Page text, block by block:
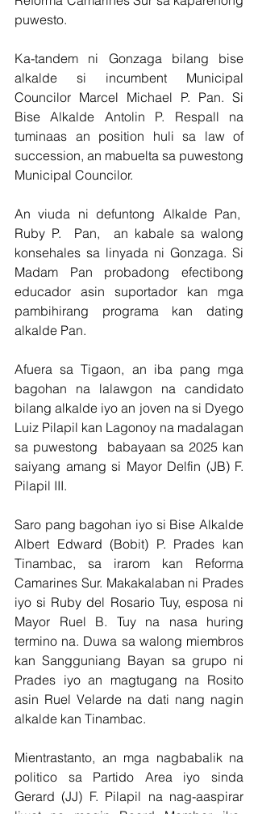
puwesto.
Ka-tandem ni Gonzaga bilang bise
alkalde si incumbent Municipal
Councilor Marcel Michael P. Pan. Si
Bise Alkalde Antolin P. Respall na
tuminaas an position huli sa law of
succession, an mabuelta sa puwestong
Municipal Councilor.
An viuda ni defuntong Alkalde Pan,
Ruby P.  Pan,  an kabale sa walong
konsehales sa linyada ni Gonzaga. Si
Madam Pan probadong efectibong
educador asin suportador kan mga
pambihirang programa kan dating
alkalde Pan.
Afuera sa Tigaon, an iba pang mga
bagohan na lalawgon na candidato
bilang alkalde iyo an joven na si Dyego
Luiz Pilapil kan Lagonoy na madalagan
sa puwestong  babayaan sa 2025 kan
saiyang amang si Mayor Delfin (JB) F.
Pilapil III.
Saro pang bagohan iyo si Bise Alkalde
Albert Edward (Bobit) P. Prades kan
Tinambac, sa irarom kan Reforma
Camarines Sur. Makakalaban ni Prades
iyo si Ruby del Rosario Tuy, esposa ni
Mayor Ruel B. Tuy na nasa huring
termino na. Duwa sa walong miembros
kan Sangguniang Bayan sa grupo ni
Prades iyo an magtugang na Rosito
asin Ruel Velarde na dati nang nagin
alkalde kan Tinambac.
Mientrastanto, an mga nagbabalik na
politico sa Partido Area iyo sinda
Gerard (JJ) F. Pilapil na nag-aaspirar